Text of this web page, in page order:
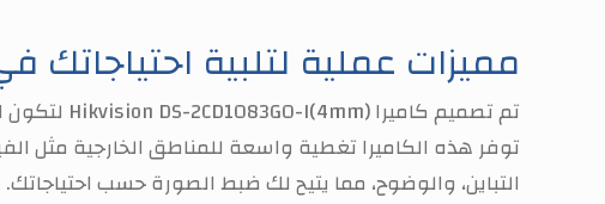
مميزات عملية لتلبية احتياجاتك
تم تصميم كاميراHikvision DS-2CD1083G0-I(4mm)
توفر هذه الكاميرا تغطية واسعة للمناطق الخارجية مثل
التباين، والوضوح، مما يتيح لك ضبط الصورة حسب احتياجاتك.